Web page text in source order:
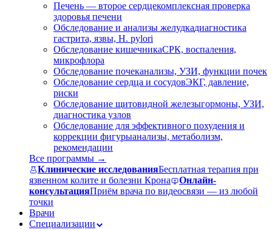
Печень — второе сердцекомплексная проверка
здоровья печени
Обследование и анализы желудкадиагностика
гастрита, язвы, H. pylori
Обследование кишечникаСРК, воспаления,
микрофлора
Обследование почеканализы, УЗИ, функции почек
Обследование сердца и сосудовЭКГ, давление,
риски
Обследование щитовидной железыгормоны, УЗИ,
диагностика узлов
Обследование для эффективного похудения и
коррекции фигурыанализы, метаболизм,
рекомендации
Все программы →
Клинические исследованияБесплатная терапия при
язвенном колите и болезни Крона
Онлайн-
консультацияПриём врача по видеосвязи — из любой
точки
Врачи
Специализации